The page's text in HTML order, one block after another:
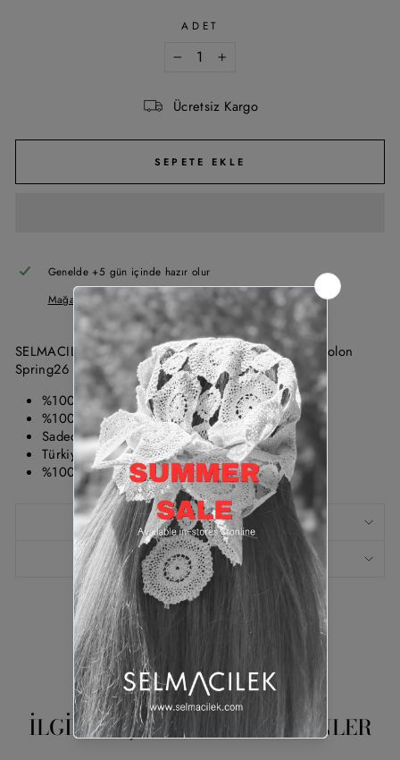
ADET
+
Ücretsiz Kargo
SEPETE EKLE
Genelde +5 gün içinde hazır olur
Mağaza bilgisi görüntüle
SELMACILEK Kahverengi Deri Bel Detaylı Denim Pantolon
Spring26 koleksiyonu için elle dikilmiştir.
%100 Pamuk / Garnili %100 Polyester
%100 vegan deriden üretilmiştir.
Sadece kuru temizleme yapınız.
Türkiye'de üretilmiştir.
%100 yerli üretimdir.
ÖLÇÜ TABLOSU
KUMAŞ BILGISI
Pinterest'te
Paylaş
İLGINIZI ÇEKEBİLECEK ÜRÜNLER